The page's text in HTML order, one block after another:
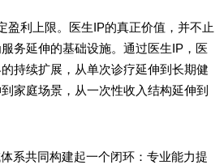
利上限。医生IP的真正价值，并不止
务延伸的基础设施。通过医生IP，医
持续扩展，从单次诊疗延伸到长期健
家庭场景，从一次性收入结构延伸到
共同构建起一个闭环：专业能力提